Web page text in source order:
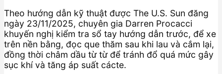
Theo hướng dẫn kỹ thuật được The U.S. Sun đăng
ngày 23/11/2025, chuyên gia Darren Procacci
khuyến nghị kiểm tra sổ tay hướng dẫn trước, để xe
trên nền bằng, đọc que thăm sau khi lau và cắm lại,
đồng thời châm dầu từ từ để tránh đổ quá mức gây
sục khí và tăng áp suất cácte.